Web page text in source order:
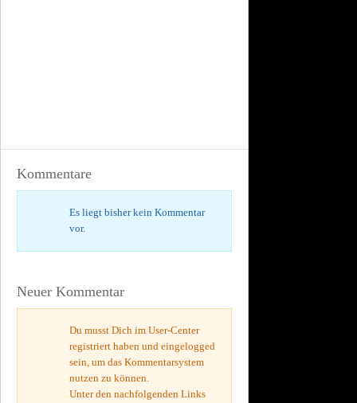
Kommentare
Es liegt bisher kein Kommentar
vor.
Neuer Kommentar
Du musst Dich im User-Center
registriert haben und eingelogged
sein, um das Kommentarsystem
nutzen zu können.
Unter den nachfolgenden Links